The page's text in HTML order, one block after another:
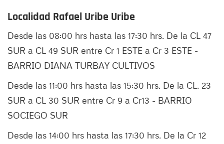
Localidad Rafael Uribe Uribe
Desde las 08:00 hrs hasta las 17:30 hrs. De la CL 47
SUR a CL 49 SUR entre Cr 1 ESTE a Cr 3 ESTE -
BARRIO DIANA TURBAY CULTIVOS
Desde las 11:00 hrs hasta las 15:30 hrs. De la CL. 23
SUR a CL 30 SUR entre Cr 9 a Cr13 - BARRIO
SOCIEGO SUR
Desde las 14:00 hrs hasta las 17:30 hrs. De la Cr 12